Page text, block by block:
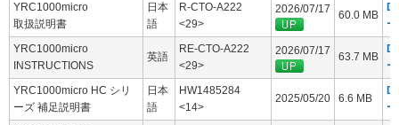
YRC1000micro
取扱説明書
日本
語
R-CTO-A222
<29>
2026/07/17 60.0 MB
YRC1000micro
INSTRUCTIONS
英語
RE-CTO-A222
<29>
2026/07/17 63.7 MB
YRC1000micro HC シリ
ーズ 補足説明書
日本
語
HW1485284
<14>
2025/05/20 6.6 MB